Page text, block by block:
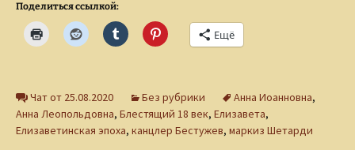
Поделиться ссылкой:
Ещё
Чат от 25.08.2020 Без рубрики Анна Иоанновна,
Анна Леопольдовна, Блестящий 18 век, Елизавета,
Елизаветинская эпоха, канцлер Бестужев, маркиз Шетарди